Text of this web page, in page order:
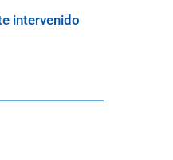
intervenido